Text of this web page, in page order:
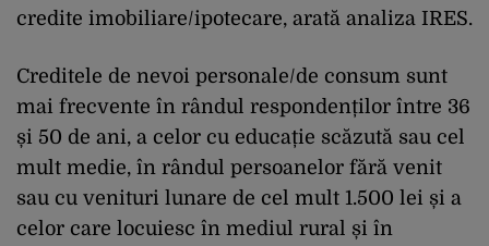
credite imobiliare/ipotecare, arată analiza IRES.
Creditele de nevoi personale/de consum sunt
mai frecvente în rândul respondenților între 36
și 50 de ani, a celor cu educație scăzută sau cel
mult medie, în rândul persoanelor fără venit
sau cu venituri lunare de cel mult 1.500 lei și a
celor care locuiesc în mediul rural și în